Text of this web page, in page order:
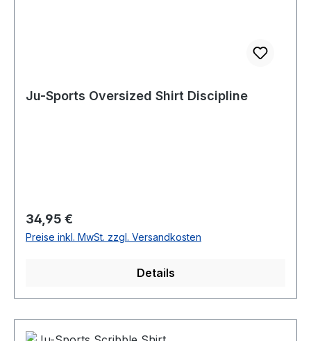
Ju-Sports Oversized Shirt Discipline
Regulärer Preis:
34,95 €
Preise inkl. MwSt. zzgl. Versandkosten
Details